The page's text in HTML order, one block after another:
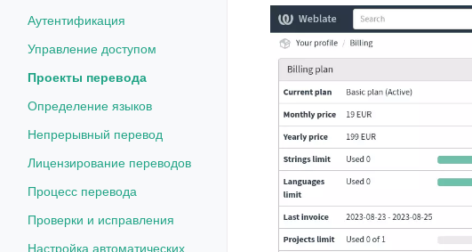
Аутентификация
Управление доступом
Проекты перевода
Определение языков
Непрерывный перевод
Лицензирование переводов
Процесс перевода
Проверки и исправления
Настройка автоматических